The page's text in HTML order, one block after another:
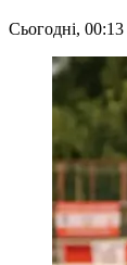
Сьогодні, 00:13